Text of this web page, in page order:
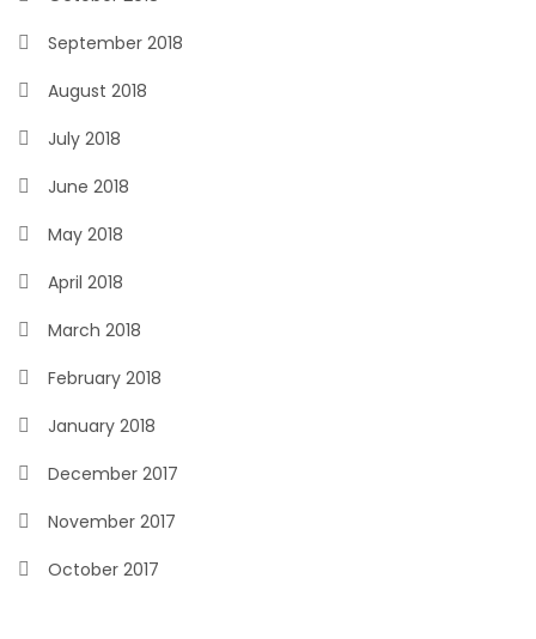
September 2018
August 2018
July 2018
June 2018
May 2018
April 2018
March 2018
February 2018
January 2018
December 2017
November 2017
October 2017